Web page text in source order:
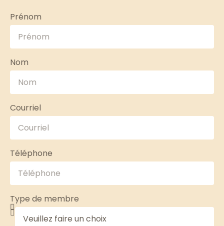
Prénom
Nom
Courriel
Téléphone
Type de membre